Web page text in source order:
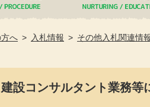
へ 入札情報 その他入札関連情
設コンサルタント業務